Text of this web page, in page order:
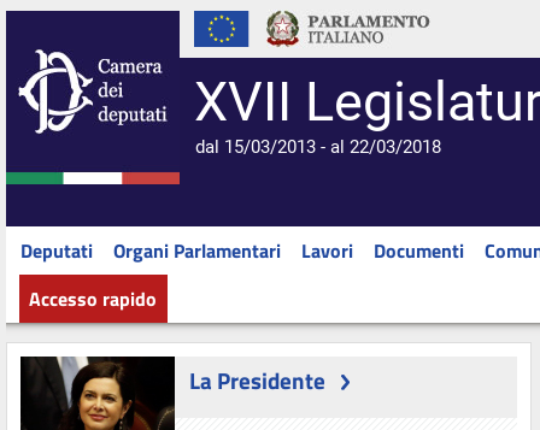
XVII
dal 15/03/2013 - al 22/03/2018
Deputati Organi Parlamentari Lavori Documenti
Accesso rapido
La Presidente